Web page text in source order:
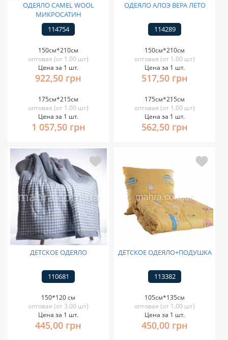
ОДЕЯЛО CAMEL WOOL
МИКРОСАТИН
114754
150см*210см
оптовая (от 1.00 шт)
Цена за 1 шт.
922,50 грн
175см*215см
оптовая (от 1.00 шт)
Цена за 1 шт.
1 057,50 грн
ОДЕЯЛО АЛОЭ ВЕРА ЛЕТО
114289
150см*210см
оптовая (от 1.00 шт)
Цена за 1 шт.
517,50 грн
175см*215см
оптовая (от 1.00 шт)
Цена за 1 шт.
562,50 грн
ДЕТСКОЕ ОДЕЯЛО
110681
150*120 см
оптовая (от 3.00 шт)
Цена за 1 шт.
445,00 грн
ДЕТСКОЕ ОДЕЯЛО+ПОДУШКА
113382
105см*135см
оптовая (от 1.00 шт)
Цена за 1 шт.
450,00 грн